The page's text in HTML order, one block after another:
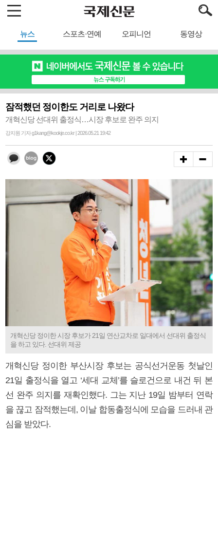
뉴스 스포츠·연예 오피니언 동영상
잠적했던 정이한도 거리로 나왔다
개혁신당 선대위 출정식…시장 후보로 완주 의지
강지원 기자 g1kang@kookje.co.kr | 2026.05.21 19:42
개혁신당 정이한 시장 후보가 21일 연산교차로 일대에서 선대위 출정식
을 하고 있다. 선대위 제공
개혁신당 정이한 부산시장 후보는 공식선거운동 첫날인
21일 출정식을 열고 ‘세대 교체’를 슬로건으로 내건 뒤 본
선 완주 의지를 재확인했다. 그는 지난 19일 밤부터 연락
을 끊고 잠적했는데, 이날 합동출정식에 모습을 드러내 관
심을 받았다.